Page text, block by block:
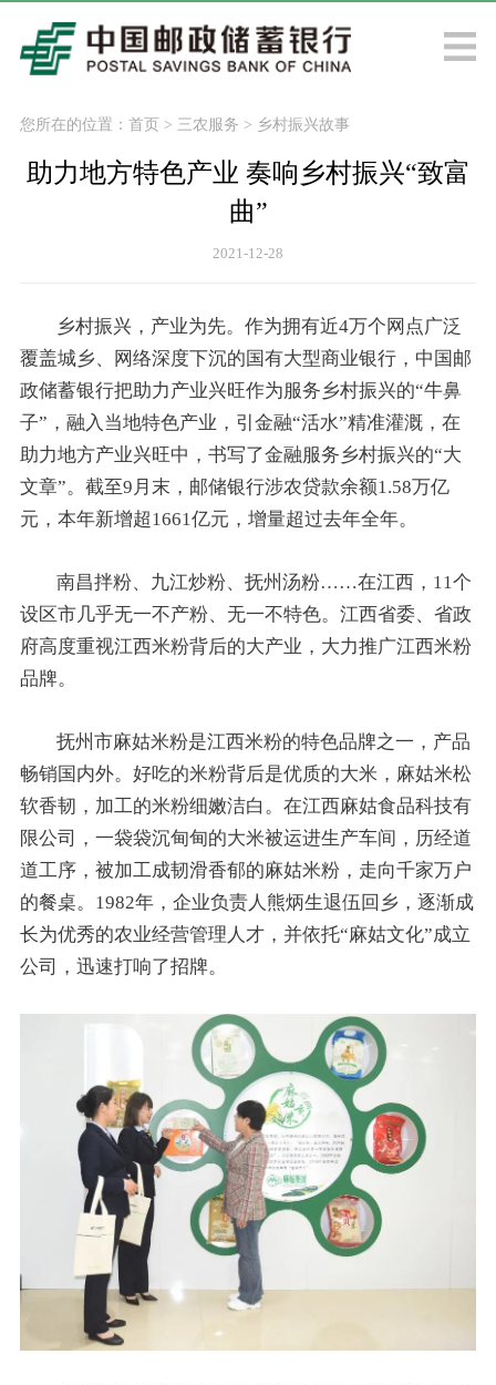
您所在的位置： 首页> 三农服务 > 乡村振兴故事
助力地方特色产业 奏响乡村振兴“致富
曲”
2021-12-28
乡村振兴，产业为先。作为拥有近4万个网点广泛
覆盖城乡、网络深度下沉的国有大型商业银行，中国邮
政储蓄银行把助力产业兴旺作为服务乡村振兴的“牛鼻
子”，融入当地特色产业，引金融“活水”精准灌溉，在
助力地方产业兴旺中，书写了金融服务乡村振兴的“大
文章”。截至9月末，邮储银行涉农贷款余额1.58万亿
元，本年新增超1661亿元，增量超过去年全年。
南昌拌粉、九江炒粉、抚州汤粉……在江西，11个
设区市几乎无一不产粉、无一不特色。江西省委、省政
府高度重视江西米粉背后的大产业，大力推广江西米粉
品牌。
抚州市麻姑米粉是江西米粉的特色品牌之一，产品
畅销国内外。好吃的米粉背后是优质的大米，麻姑米松
软香韧，加工的米粉细嫩洁白。在江西麻姑食品科技有
限公司，一袋袋沉甸甸的大米被运进生产车间，历经道
道工序，被加工成韧滑香郁的麻姑米粉，走向千家万户
的餐桌。1982年，企业负责人熊炳生退伍回乡，逐渐成
长为优秀的农业经营管理人才，并依托“麻姑文化”成立
公司，迅速打响了招牌。